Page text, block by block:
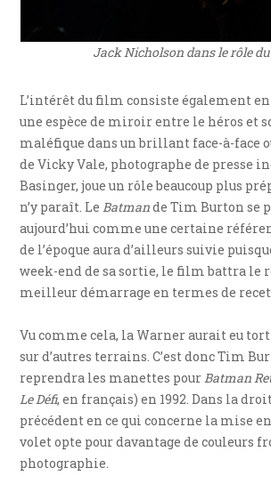
Jack Nicholson dans le rôle
L’intérêt du film consiste également en
une espèce de miroir entre le héros et
maléfique dans un brillant face-à-face
de Vicky Vale, photographe de presse
Basinger, joue un rôle beaucoup plus
n’y paraît. LeBatmande Tim Burton se
aujourd’hui comme une certaine
de l’époque aura d’ailleurs suivie
week-end de sa sortie, le film battra le
meilleur démarrage en termes de
Vu comme cela, la Warner aurait eu tort
sur d’autres terrains. C’est donc Tim
reprendra les manettes pourBatman
Le Défi, en français) en 1992. Dans la
précédent en ce qui concerne la mise en
volet opte pour davantage de couleurs
photographie.